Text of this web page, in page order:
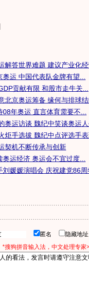
解答世界难题 建议产业化
运 中国代表队金牌有望...
贡献有限 和股市走牛关...
北京奥运筹备 缘何与排球
年奥运 直言体育需要不...
奥运访谈 魏纪中笑谈奥运
炬手选拔 魏纪中点评选手
契机不断传承与创新
运经济 奥运会不宜过度...
刘媛媛演唱会 庆祝建党86周
匿名 隐藏地
*搜狗拼音输入法，中文处理专家